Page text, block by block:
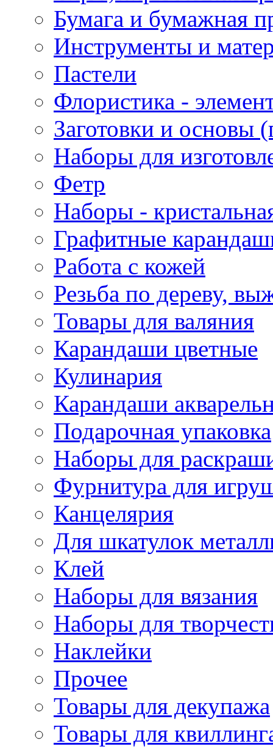
Бумага и бумажная
Инструменты и
Пастели
Флористика -
Заготовки и основы
Наборы для
Фетр
Наборы -
Графитные
Работа с кожей
Резьба по дереву,
Товары для валяния
Карандаши цветные
Кулинария
Карандаши
Подарочная упаковка
Наборы для
Фурнитура для
Канцелярия
Для шкатулок
Клей
Наборы для вязания
Наборы для
Наклейки
Прочее
Товары для декупажа
Товары для